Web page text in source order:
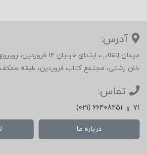
آدرس:
میدان انقلاب، ابتدای
خان رشتی، مجتمع کتاب فروردین، طبقه همکف،
تماس:
(021) 66408251 و 71
درباره ما